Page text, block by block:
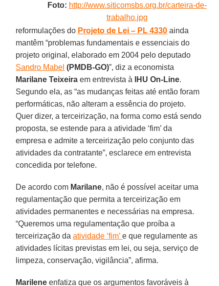
Foto: http://www.siticomsbs.org.br/carteira-de-
trabalho.jpg
reformulações do Projeto de Lei – PL 4330 ainda
mantêm “problemas fundamentais e essenciais do
projeto original, elaborado em 2004 pelo deputado
Sandro Mabel (PMDB-GO)”, diz a economista
Marilane Teixeira em entrevista à IHU On-Line.
Segundo ela, as “as mudanças feitas até então foram
performáticas, não alteram a essência do projeto.
Quer dizer, a terceirização, na forma como está sendo
proposta, se estende para a atividade ‘fim’ da
empresa e admite a terceirização pelo conjunto das
atividades da contratante”, esclarece em entrevista
concedida por telefone.
De acordo com Marilane, não é possível aceitar uma
regulamentação que permita a terceirização em
atividades permanentes e necessárias na empresa.
“Queremos uma regulamentação que proíba a
terceirização daatividade ‘fim’e que regulamente as
atividades lícitas previstas em lei, ou seja, serviço de
limpeza, conservação, vigilância”, afirma.
Marilene enfatiza que os argumentos favoráveis à